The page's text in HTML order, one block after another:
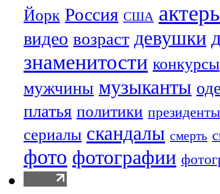
Йорк Россия США
видео возраст девушки
знаменитости конкурсы
мужчины музыканты
платья политики президенты
сериалы скандалы смерть
фото фотографии